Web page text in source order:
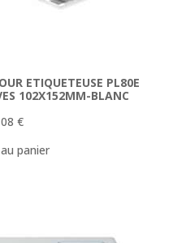
ETIQUETEUSE PL80E
102X152MM-BLANC
€
panier